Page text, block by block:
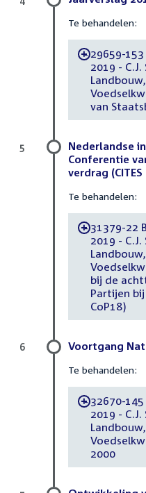
Te behandelen:
-29659-
2019 -
van
Nederlandse
Conferentie
verdrag (CITES
Te behandelen:
-31379-22
2019 -
bij de
Partijen bij
CoP18)
5
Voortgang
Te behandelen:
-32670-
2019 -
2000
6